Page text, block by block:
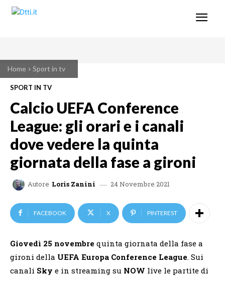
Home Sport in tv
SPORT IN TV
Calcio UEFA Conference
League: gli orari e i canali
dove vedere la quinta
giornata della fase a gironi
Autore Loris Zanini 24 Novembre 2021
FACEBOOK X PINTEREST
Giovedì 25 novembre quinta giornata della fase a
gironi della UEFA Europa Conference League. Sui
canali Sky e in streaming su NOW live le partite di